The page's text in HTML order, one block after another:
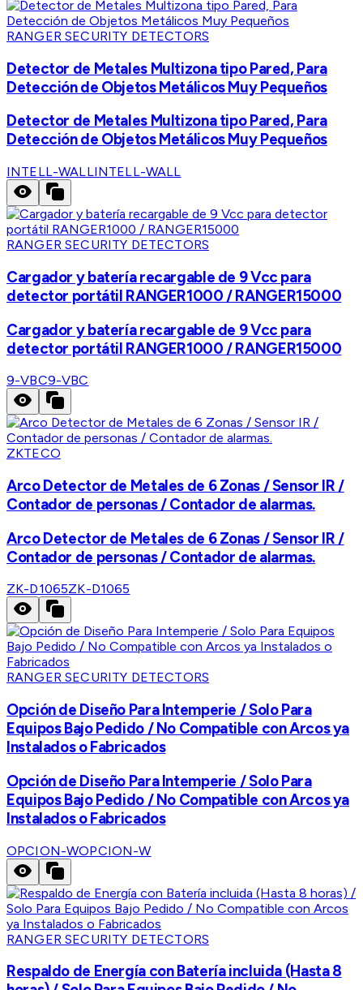
RANGER SECURITY DETECTORS
Detector de Metales Multizona tipo Pared, Para
Detección de Objetos Metálicos Muy Pequeños
Detector de Metales Multizona tipo Pared, Para
Detección de Objetos Metálicos Muy Pequeños
INTELL-WALLINTELL-WALL
RANGER SECURITY DETECTORS
Cargador y batería recargable de 9 Vcc para
detector portátil RANGER1000 / RANGER15000
Cargador y batería recargable de 9 Vcc para
detector portátil RANGER1000 / RANGER15000
9-VBC9-VBC
ZKTECO
Arco Detector de Metales de 6 Zonas / Sensor IR /
Contador de personas / Contador de alarmas.
Arco Detector de Metales de 6 Zonas / Sensor IR /
Contador de personas / Contador de alarmas.
ZK-D1065ZK-D1065
RANGER SECURITY DETECTORS
Opción de Diseño Para Intemperie / Solo Para
Equipos Bajo Pedido / No Compatible con Arcos ya
Instalados o Fabricados
Opción de Diseño Para Intemperie / Solo Para
Equipos Bajo Pedido / No Compatible con Arcos ya
Instalados o Fabricados
OPCION-WOPCION-W
RANGER SECURITY DETECTORS
Respaldo de Energía con Batería incluida (Hasta 8